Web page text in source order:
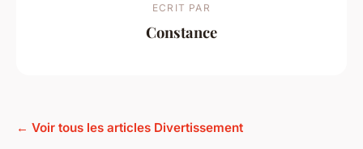
ECRIT PAR
Constance
← Voir tous les articles Divertissement